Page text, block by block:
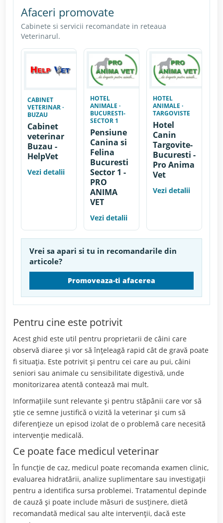
Afaceri promovate
Cabinete si servicii recomandate in reteaua
Veterinarul.
CABINET
VETERINAR ·
BUZAU
Cabinet
veterinar
Buzau -
HelpVet
Vezi detalii
HOTEL
ANIMALE ·
BUCURESTI-
SECTOR 1
Pensiune
Canina si
Felina
Bucuresti
Sector 1 -
PRO
ANIMA
VET
Vezi detalii
HOTEL
ANIMALE ·
TARGOVISTE
Hotel
Canin
Targovite-
Bucuresti -
Pro Anima
Vet
Vezi detalii
Vrei sa apari si tu in recomandarile din
articole?
Promoveaza-ti afacerea
Pentru cine este potrivit
Acest ghid este util pentru proprietarii de câini care
observă diaree și vor să înțeleagă rapid cât de gravă poate
fi situația. Este potrivit și pentru cei care au pui, câini
seniori sau animale cu sensibilitate digestivă, unde
monitorizarea atentă contează mai mult.
Informațiile sunt relevante și pentru stăpânii care vor să
știe ce semne justifică o vizită la veterinar și cum să
diferențieze un episod izolat de o problemă care necesită
intervenție medicală.
Ce poate face medicul veterinar
În funcție de caz, medicul poate recomanda examen clinic,
evaluarea hidratării, analize suplimentare sau investigații
pentru a identifica sursa problemei. Tratamentul depinde
de cauză și poate include măsuri de susținere, dietă
recomandată medical sau alte intervenții, dacă este